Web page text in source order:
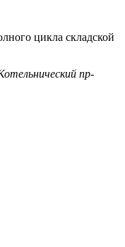
цикла складской
пр-